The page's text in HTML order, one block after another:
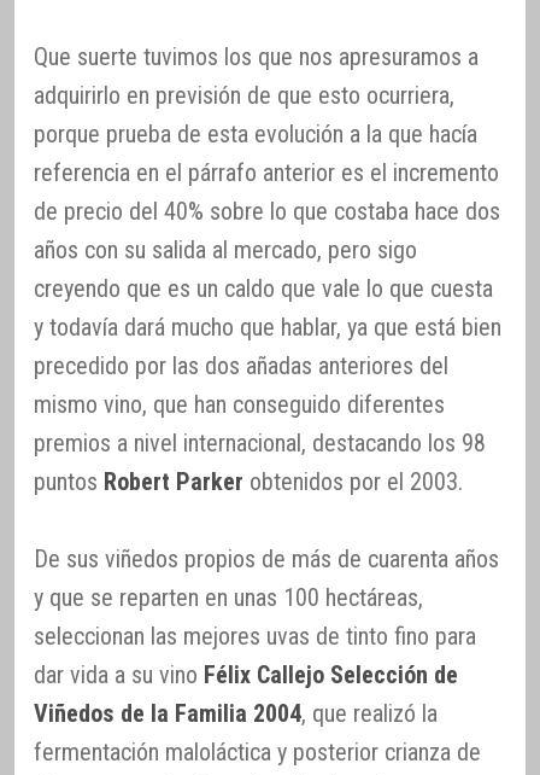
Que suerte tuvimos los que nos apresuramos a
adquirirlo en previsión de que esto ocurriera,
porque prueba de esta evolución a la que hacía
referencia en el párrafo anterior es el incremento
de precio del 40% sobre lo que costaba hace dos
años con su salida al mercado, pero sigo
creyendo que es un caldo que vale lo que cuesta
y todavía dará mucho que hablar, ya que está bien
precedido por las dos añadas anteriores del
mismo vino, que han conseguido diferentes
premios a nivel internacional, destacando los 98
puntos Robert Parker obtenidos por el 2003.
De sus viñedos propios de más de cuarenta años
y que se reparten en unas 100 hectáreas,
seleccionan las mejores uvas de tinto fino para
dar vida a su vino Félix Callejo Selección de
Viñedos de la Familia 2004, que realizó la
fermentación maloláctica y posterior crianza de